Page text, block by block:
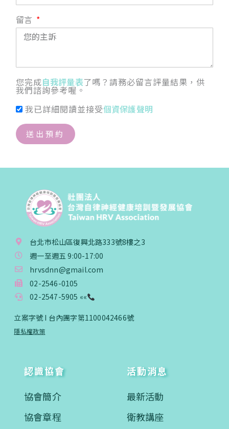
留言
您完成自我評量表了嗎？請務必留言評量結果，供
我們諮詢參考喔。
我已詳細閱讀並接受個資保護聲明
送出預約
台北市松山區復興北路333號8樓之3
週一至週五 9:00-17:00
hrvsdnn@gmail.com
02-2546-0105
02-2547-5905 ««
立案字號 I 台內團字第1100042466號
隱私權政策
認識協會
協會簡介
協會章程
活動消息
最新活動
衛教講座